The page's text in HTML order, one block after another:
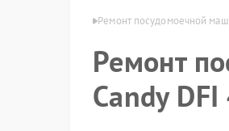
в Чебоксарах Ремонт посудомоечной
Ремонт
Candy